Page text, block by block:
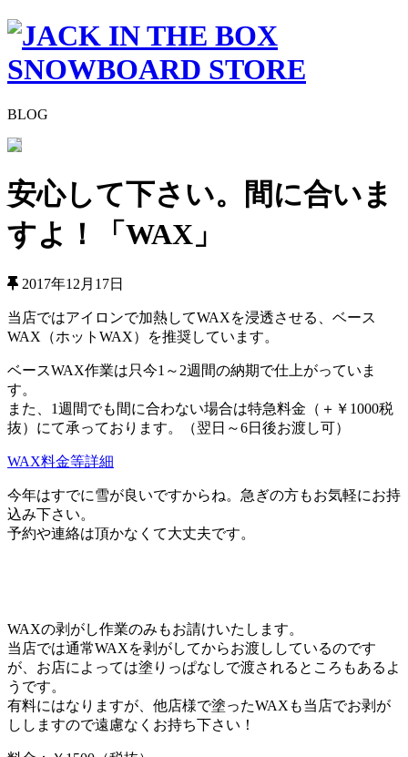
BLOG
安心して下さい。間に合いま
すよ！「WAX」
2017年12月17日
当店ではアイロンで加熱してWAXを浸透させる、ベース
WAX（ホットWAX）を推奨しています。
ベースWAX作業は只今1～2週間の納期で仕上がっていま
す。
また、1週間でも間に合わない場合は特急料金（＋￥1000税
抜）にて承っております。（翌日～6日後お渡し可）
WAX料金等詳細
今年はすでに雪が良いですからね。急ぎの方もお気軽にお持
込み下さい。
予約や連絡は頂かなくて大丈夫です。
WAXの剥がし作業のみもお請けいたします。
当店では通常WAXを剥がしてからお渡ししているのです
が、お店によっては塗りっぱなしで渡されるところもあるよ
うです。
有料にはなりますが、他店様で塗ったWAXも当店でお剥が
ししますので遠慮なくお持ち下さい！